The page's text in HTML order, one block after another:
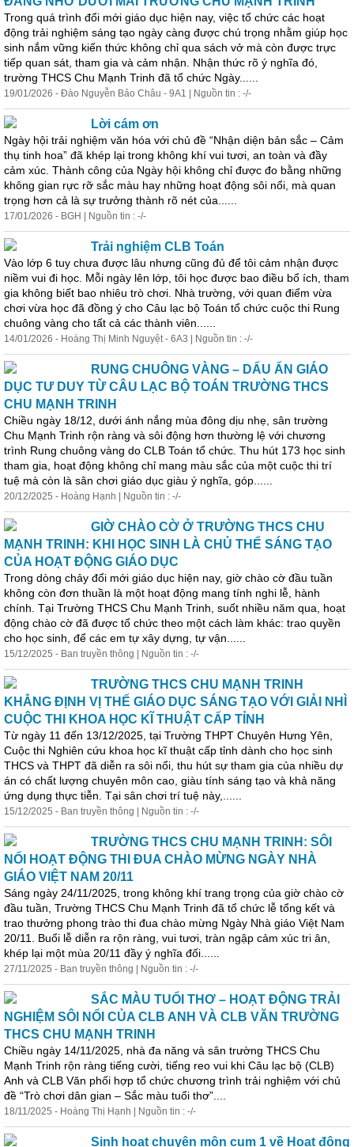
Trong quá trình đổi mới giáo dục hiện nay, việc tổ chức các hoạt
động trải nghiệm sáng tạo ngày càng được chú trọng nhằm giúp học
sinh nắm vững kiến thức không chỉ qua sách vở mà còn được trực
tiếp quan sát, tham gia và cảm nhận. Nhận thức rõ ý nghĩa đó,
trường THCS Chu Mạnh Trinh đã tổ chức Ngày......
19/01/2026 - Đào Nguyễn Bảo Châu - 9A1 | Nguồn tin : -/-
Lời cám ơn
Ngày hội trải nghiệm văn hóa với chủ đề “Nhận diện bản sắc – Cảm
thụ tinh hoa” đã khép lại trong không khí vui tươi, an toàn và đầy
cảm xúc. Thành công của Ngày hội không chỉ được đo bằng những
không gian rực rỡ sắc màu hay những hoạt động sôi nổi , mà quan
trọng hơn cả là sự trưởng thành rõ nét của......
17/01/2026 - BGH | Nguồn tin : -/-
Trải nghiệm CLB Toán
Vào lớp 6 tuy chưa được lâu nhưng cũng đủ để tôi cảm nhận được
niềm vui đi học. Mỗi ngày lên lớp, tôi học được bao điều bổ ích, tham
gia không biết bao nhiêu trò chơi. Nhà trường, với quan điểm vừa
chơi vừa học đã đồng ý cho Câu lạc bộ Toán tổ chức cuộc thi Rung
chuông vàng cho tất cả các thành viên......
14/01/2026 - Hoàng Thị Minh Nguyệt - 6A3 | Nguồn tin : -/-
RUNG CHUÔNG VÀNG – DẤU ẤN GIÁO
DỤC TƯ DUY TỪ CÂU LẠC BỘ TOÁN TRƯỜNG THCS
CHU MẠNH TRINH
Chiều ngày 18/12, dưới ánh nắng mùa đông dịu nhẹ, sân trường
Chu Mạnh Trinh rộn ràng và sôi động hơn thường lệ với chương
trình Rung chuông vàng do CLB Toán tổ chức. Thu hút 173 học sinh
tham gia, hoạt động không chỉ mang màu sắc của một cuộc thi trí
tuệ mà còn là sân chơi giáo dục giàu ý nghĩa, góp......
20/12/2025 - Hoàng Hạnh | Nguồn tin : -/-
GIỜ CHÀO CỜ Ở TRƯỜNG THCS CHU
MẠNH TRINH: KHI HỌC SINH LÀ CHỦ THỂ SÁNG TẠO
CỦA HOẠT ĐỘNG GIÁO DỤC
Trong dòng chảy đổi mới giáo dục hiện nay, giờ chào cờ đầu tuần
không còn đơn thuần là một hoạt động mang tính nghi lễ, hành
chính. Tại Trường THCS Chu Mạnh Trinh, suốt nhiều năm qua, hoạt
động chào cờ đã được tổ chức theo một cách làm khác: trao quyền
cho học sinh, để các em tự xây dựng, tự vận......
15/12/2025 - Ban truyền thông | Nguồn tin : -/-
TRƯỜNG THCS CHU MẠNH TRINH
KHẲNG ĐỊNH VỊ THẾ GIÁO DỤC SÁNG TẠO VỚI GIẢI NHÌ
CUỘC THI KHOA HỌC KĨ THUẬT CẤP TỈNH
Từ ngày 11 đến 13/12/2025, tại Trường THPT Chuyên Hưng Yên,
Cuộc thi Nghiên cứu khoa học kĩ thuật cấp tỉnh dành cho học sinh
THCS và THPT đã diễn ra sôi nổi , thu hút sự tham gia của nhiều dự
án có chất lượng chuyên môn cao, giàu tính sáng tạo và khả năng
ứng dụng thực tiễn. Tại sân chơi trí tuệ này,......
15/12/2025 - Ban truyền thông | Nguồn tin : -/-
TRƯỜNG THCS CHU MẠNH TRINH: SÔI
NỔI HOẠT ĐỘNG THI ĐUA CHÀO MỪNG NGÀY NHÀ
GIÁO VIỆT NAM 20/11
Sáng ngày 24/11/2025, trong không khí trang trọng của giờ chào cờ
đầu tuần, Trường THCS Chu Mạnh Trinh đã tổ chức lễ tổng kết và
trao thưởng phong trào thi đua chào mừng Ngày Nhà giáo Việt Nam
20/11. Buổi lễ diễn ra rộn ràng, vui tươi, tràn ngập cảm xúc tri ân,
khép lại một mùa 20/11 đầy ý nghĩa đối......
27/11/2025 - Ban truyền thông | Nguồn tin : -/-
SẮC MÀU TUỔI THƠ – HOẠT ĐỘNG TRẢI
NGHIỆM SÔI NỔI CỦA CLB ANH VÀ CLB VĂN TRƯỜNG
THCS CHU MẠNH TRINH
Chiều ngày 14/11/2025, nhà đa năng và sân trường THCS Chu
Mạnh Trinh rộn ràng tiếng cười, tiếng reo vui khi Câu lạc bộ (CLB)
Anh và CLB Văn phối hợp tổ chức chương trình trải nghiệm với chủ
đề “Trò chơi dân gian – Sắc màu tuổi thơ”....
18/11/2025 - Hoàng Thị Hạnh | Nguồn tin : -/-
Sinh hoạt chuyên môn cụm 1 về Hoạt động